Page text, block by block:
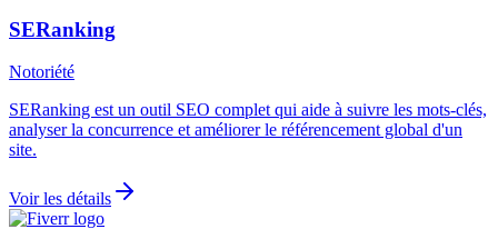
SERanking
Notoriété
SERanking est un outil SEO complet qui aide à suivre les mots-clés,
analyser la concurrence et améliorer le référencement global d'un
site.
Voir les détails